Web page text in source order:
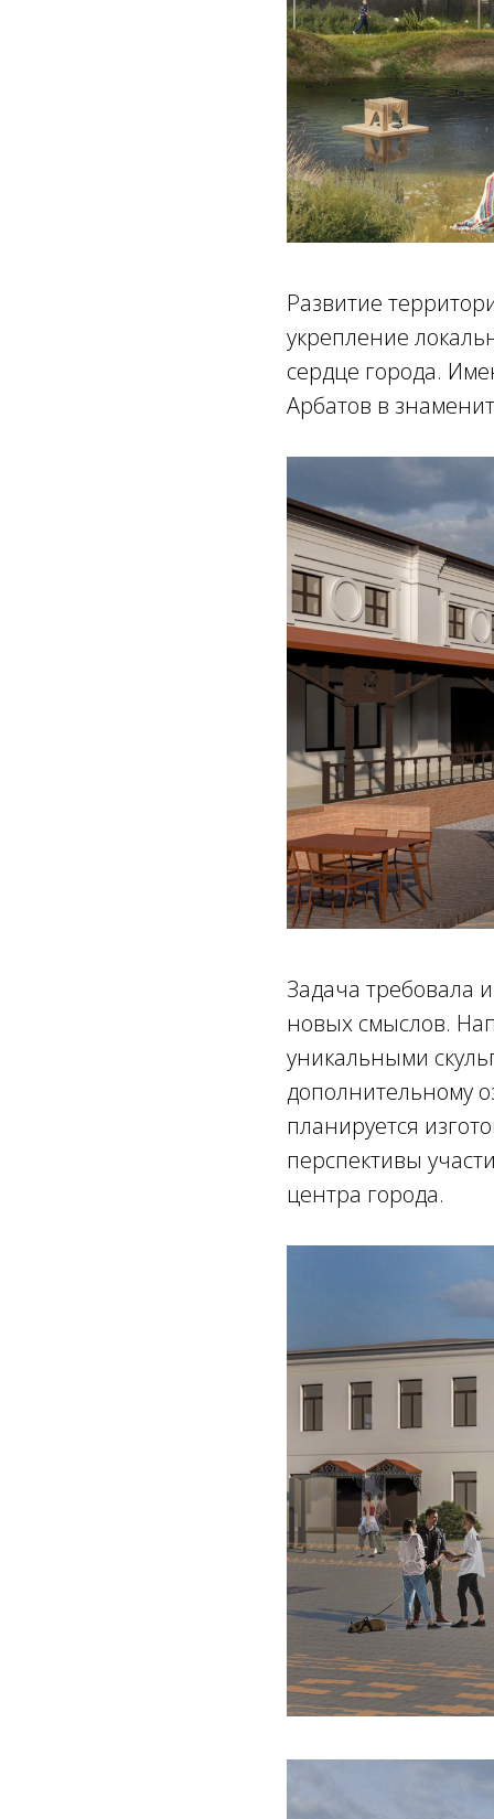
Развитие
укрепление
сердце города.
Арбатов в
Задача требовала
новых смыслов.
уникальными
дополнительному
планируется
перспективы
центра города.